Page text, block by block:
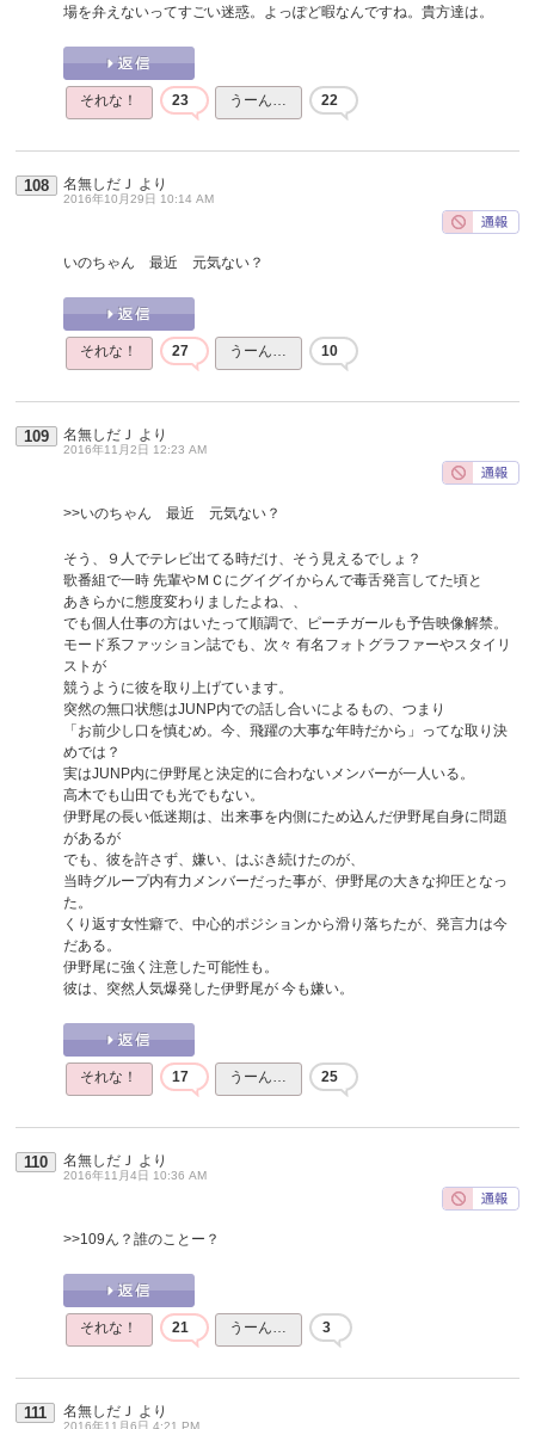
場を弁えないってすごい迷惑。よっぽど暇なんですね。貴方達は。
それな！ 23 うーん… 22
108 名無しだＪ より
2016年10月29日 10:14 AM
いのちゃん 最近 元気ない？
それな！ 27 うーん… 10
109 名無しだＪ より
2016年11月2日 12:23 AM
>>いのちゃん 最近 元気ない？
そう、９人でテレビ出てる時だけ、そう見えるでしょ？
歌番組で一時 先輩やＭＣにグイグイからんで毒舌発言してた頃と
あきらかに態度変わりましたよね、、
でも個人仕事の方はいたって順調で、ピーチガールも予告映像解禁。
モード系ファッション誌でも、次々 有名フォトグラファーやスタイリ
ストが
競うように彼を取り上げています。
突然の無口状態はJUNP内での話し合いによるもの、つまり
「お前少し口を慎むめ。今、飛躍の大事な年時だから」ってな取り決
めでは？
実はJUNP内に伊野尾と決定的に合わないメンバーが一人いる。
高木でも山田でも光でもない。
伊野尾の長い低迷期は、出来事を内側にため込んだ伊野尾自身に問題
があるが
でも、彼を許さず、嫌い、はぶき続けたのが、
当時グループ内有力メンバーだった事が、伊野尾の大きな抑圧となっ
た。
くり返す女性癖で、中心的ポジションから滑り落ちたが、発言力は今
だある。
伊野尾に強く注意した可能性も。
彼は、突然人気爆発した伊野尾が 今も嫌い。
それな！ 17 うーん… 25
110 名無しだＪ より
2016年11月4日 10:36 AM
>>109ん？誰のことー？
それな！ 21 うーん… 3
111 名無しだＪ より
2016年11月6日 4:21 PM